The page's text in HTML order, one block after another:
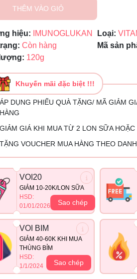
THÊM VÀO GIỎ
hiệu: IMUNOGLUKAN Loại:
Còn hàng Mã sản
120g
Khuyến mãi đặc biệt !!!
ÁP DỤNG PHIẾU QUÀ TẶNG/ MÃ GIẢM
HÀNG
GIẢM GIÁ KHI MUA TỪ 2 LON SỮA HOẶC
TẶNG VOUCHER MUA HÀNG THEO
VOI20
GIẢM 10-20K/LON SỮA
HSD:
01/01/2026
Sao chép
VOI BIM
GIẢM 40-60K KHI MUA
THÙNG BỈM
HSD:
1/1/2024
Sao chép